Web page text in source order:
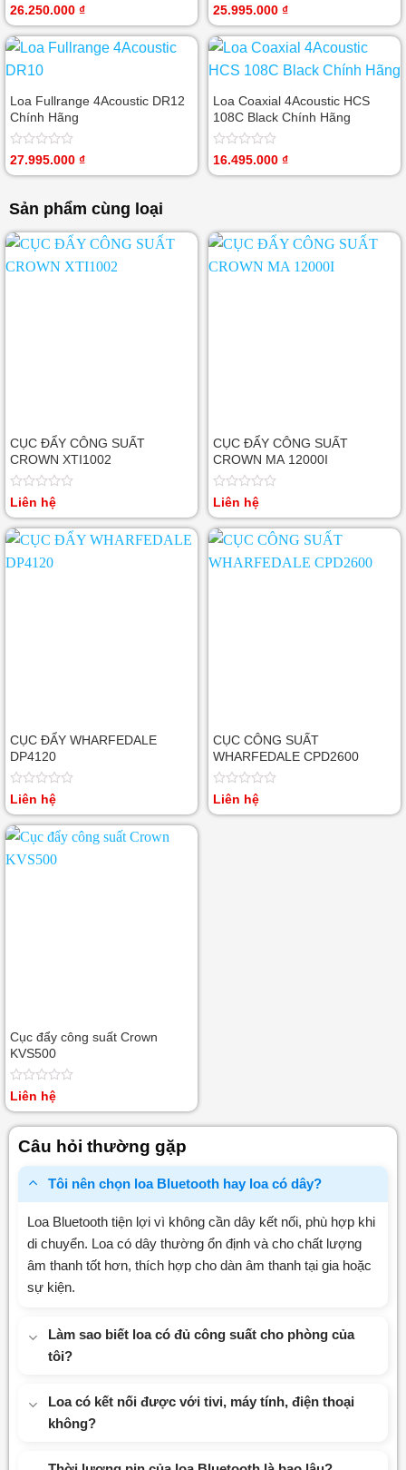
Được
hạng
0
sao
26.250.000 ₫
Được
hạng
0
sao
25.995.000 ₫
Loa Fullrange 4Acoustic DR12
Chính Hãng
Được
5
27.995.000 ₫
Loa Coaxial 4Acoustic HCS
108C Black Chính Hãng
Được
16.495.000 ₫
Sản phẩm cùng loại
CỤC ĐẨY CÔNG SUẤT
CROWN XTI1002
Được
hạng
0
sao
Liên hệ
CỤC ĐẨY CÔNG SUẤT
CROWN MA 12000I
Được
hạng
0
sao
Liên hệ
CỤC ĐẨY WHARFEDALE
DP4120
Được
hạng
0
sao
Liên hệ
CỤC CÔNG SUẤT
WHARFEDALE CPD2600
Được
Liên hệ
Cục đẩy công suất Crown
KVS500
Được
0
sao
Liên hệ
Câu hỏi thường gặp
Tôi nên chọn loa Bluetooth hay loa có dây?
Loa Bluetooth tiện lợi vì không cần dây kết nối, phù hợp khi
di chuyển. Loa có dây thường ổn định và cho chất lượng
âm thanh tốt hơn, thích hợp cho dàn âm thanh tại gia hoặc
sự kiện.
Làm sao biết loa có đủ công suất cho phòng của
tôi?
Loa có kết nối được với tivi, máy tính, điện thoại
không?